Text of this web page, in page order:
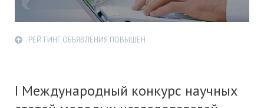
РЕЙТИНГ ОБЪЯВЛЕНИЯ ПОВЫШЕН
I Международный конкурс научных